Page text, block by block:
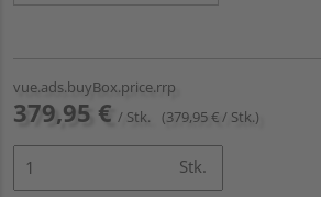
vue.ads.buyBox.price.rrp
379,95 € / Stk. (379,95 € / Stk.)
Stk.